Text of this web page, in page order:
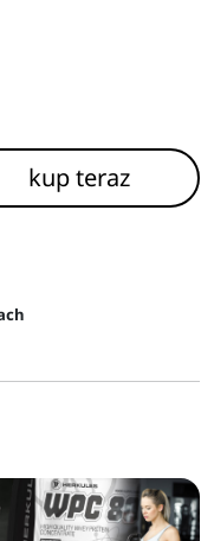
kup teraz